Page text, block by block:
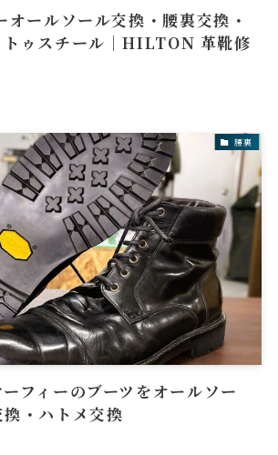
オールソール交換・腰裏交換・
トゥスチール｜HILTON 革靴修
腰裏
フィーのブーツをオールソー
・ハトメ交換